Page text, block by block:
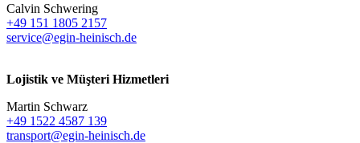
Calvin Schwering
+49 151 1805 2157
service@egin-heinisch.de
Lojistik ve Müşteri Hizmetleri
Martin Schwarz
+49 1522 4587 139
transport@egin-heinisch.de